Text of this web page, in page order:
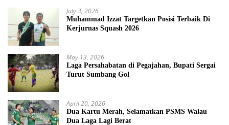
July 3, 2026
Muhammad Izzat Targetkan Posisi Terbaik Di
Kerjurnas Squash 2026
May 13, 2026
Laga Persahabatan di Pegajahan, Bupati Sergai
Turut Sumbang Gol
April 20, 2026
Dua Kartu Merah, Selamatkan PSMS Walau
Dua Laga Lagi Berat